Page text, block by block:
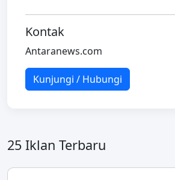
Kontak
Antaranews.com
Kunjungi / Hubungi
25 Iklan Terbaru